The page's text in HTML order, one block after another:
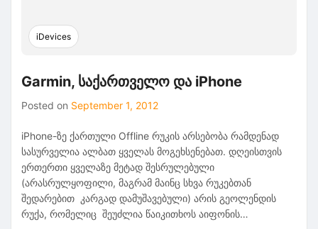
iDevices
Garmin, საქართველო და iPhone
Posted on September 1, 2012
iPhone-ზე ქართული Offline რუკის არსებობა რამდენად
სასურველია ალბათ ყველას მოგეხსენებათ. დღეისთვის
ერთერთი ყველაზე მეტად შესრულებული
(არასრულყოფილი, მაგრამ მაინც სხვა რუკებთან
შედარებით კარგად დამუშავებული) არის გეოლენდის
რუქა, რომელიც შეუძლია წაიკითხოს აიფონის…